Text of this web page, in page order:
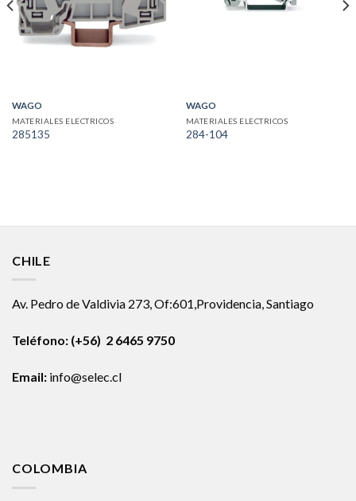
WAGO
MATERIALES ELECTRICOS
285135
WAGO
MATERIALES ELECTRICOS
284-104
CHILE
Av. Pedro de Valdivia 273, Of:601,Providencia, Santiago
Teléfono: (+56) 2 6465 9750
Email: info@selec.cl
COLOMBIA